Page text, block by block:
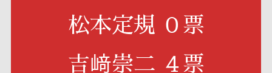
松本定規 ０票
吉﨑崇二 ４票